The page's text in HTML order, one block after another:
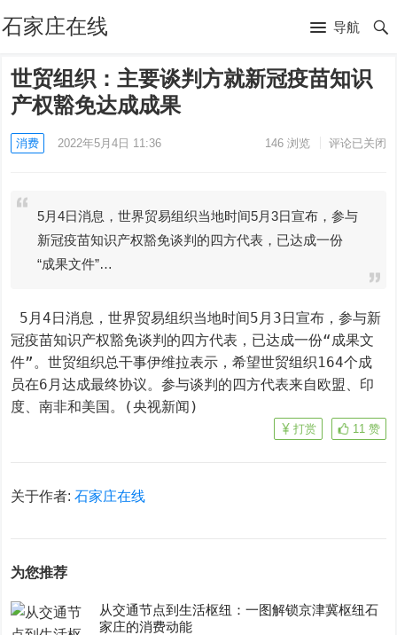
石家庄在线 导航
世贸组织：主要谈判方就新冠疫苗知识
产权豁免达成成果
消费 2022年5月4日 11:36 146浏览 评论已关闭
5月4日消息，世界贸易组织当地时间5月3日宣布，参与
新冠疫苗知识产权豁免谈判的四方代表，已达成一份
“成果文件”…
冠疫苗知识产权豁免谈判的四方代表，已达成一份“成果文
件”。世贸组织总干事伊维拉表示，希望世贸组织164个成
员在6月达成最终协议。参与谈判的四方代表来自欧盟、印
度、南非和美国。(央视新闻)
11 赞
打赏
关于作者:石家庄在线
为您推荐
从交通节点到生活枢纽：一图解锁京津冀枢纽石
家庄的消费动能